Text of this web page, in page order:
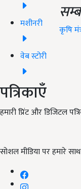
मशीनरी
वेब स्टोरी
पत्रिकाएँ
हमारी प्रिंट और डिजिटल
सोशल मीडिया पर हमारे
कृषि